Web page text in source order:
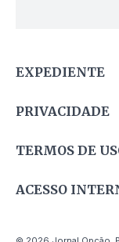
EXPEDIENTE
PRIVACIDADE
TERMOS DE
ACESSO